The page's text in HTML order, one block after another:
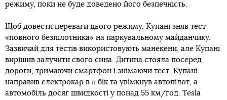
режиму, поки не буде доведено його безпечність.
Щоб довести переваги цього режиму, Купані зняв тест
«повного безпілотника» на паркувальному майданчику.
Зазвичай для тестів використовують манекени, але Купані
вирішив залучити свого сина. Дитина стояла посеред
дороги, тримаючи смартфон і знімаючи тест. Купані
направив електрокар в її бік та увімкнув автопілот, а
автомобіль досяг швидкості у понад 55 км/год. Tesla